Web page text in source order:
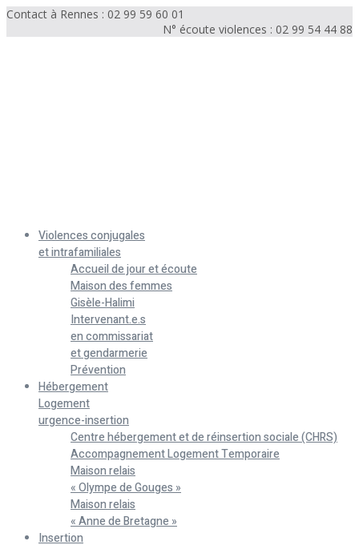
Contact à Rennes : 02 99 59 60 01
N° écoute violences : 02 99 54 44 88
Violences conjugales
et intrafamiliales
Accueil de jour et écoute
Maison des femmes
Gisèle-Halimi
Intervenant.e.s
en commissariat
et gendarmerie
Prévention
Hébergement
Logement
urgence-insertion
Centre hébergement et de réinsertion sociale (CHRS)
Accompagnement Logement Temporaire
Maison relais
« Olympe de Gouges »
Maison relais
« Anne de Bretagne »
Insertion